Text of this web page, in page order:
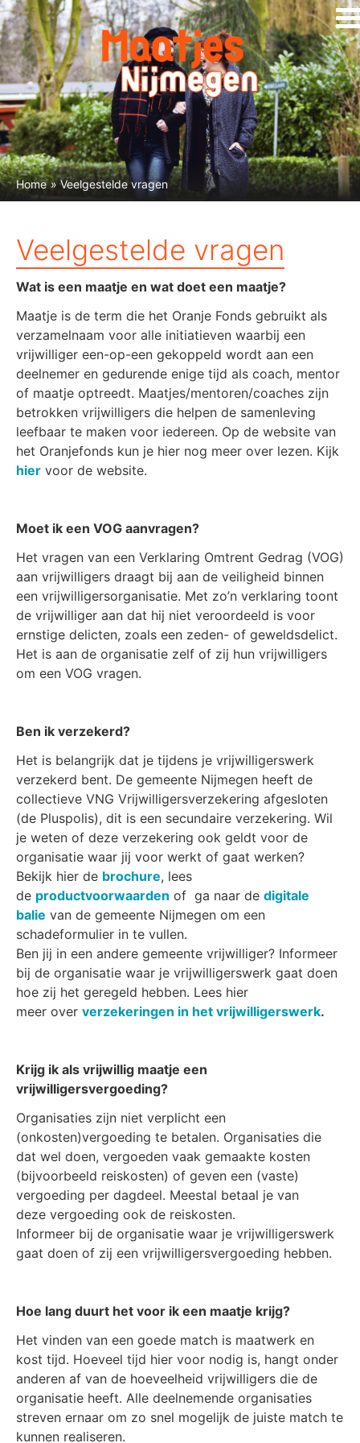
Home » Veelgestelde vragen
Veelgestelde vragen
Wat is een maatje en wat doet een maatje?
Maatje is de term die het Oranje Fonds gebruikt als
verzamelnaam voor alle initiatieven waarbij een
vrijwilliger een-op-een gekoppeld wordt aan een
deelnemer en gedurende enige tijd als coach, mentor
of maatje optreedt. Maatjes/mentoren/coaches zijn
betrokken vrijwilligers die helpen de samenleving
leefbaar te maken voor iedereen. Op de website van
het Oranjefonds kun je hier nog meer over lezen. Kijk
hier voor de website.
Moet ik een VOG aanvragen?
Het vragen van een Verklaring Omtrent Gedrag (VOG)
aan vrijwilligers draagt bij aan de veiligheid binnen
een vrijwilligersorganisatie. Met zo’n verklaring toont
de vrijwilliger aan dat hij niet veroordeeld is voor
ernstige delicten, zoals een zeden- of geweldsdelict.
Het is aan de organisatie zelf of zij hun vrijwilligers
om een VOG vragen.
Ben ik verzekerd?
Het is belangrijk dat je tijdens je vrijwilligerswerk
verzekerd bent. De gemeente Nijmegen heeft de
collectieve VNG Vrijwilligersverzekering afgesloten
(de Pluspolis), dit is een secundaire verzekering. Wil
je weten of deze verzekering ook geldt voor de
organisatie waar jij voor werkt of gaat werken?
Bekijk hier de brochure, lees
de productvoorwaarden of ga naar de digitale
balie van de gemeente Nijmegen om een
schadeformulier in te vullen.
Ben jij in een andere gemeente vrijwilliger? Informeer
bij de organisatie waar je vrijwilligerswerk gaat doen
hoe zij het geregeld hebben. Lees hier
meer over verzekeringen in het vrijwilligerswerk.
Krijg ik als vrijwillig maatje een
vrijwilligersvergoeding?
Organisaties zijn niet verplicht een
(onkosten)vergoeding te betalen. Organisaties die
dat wel doen, vergoeden vaak gemaakte kosten
(bijvoorbeeld reiskosten) of geven een (vaste)
vergoeding per dagdeel. Meestal betaal je van
deze vergoeding ook de reiskosten.
Informeer bij de organisatie waar je vrijwilligerswerk
gaat doen of zij een vrijwilligersvergoeding hebben.
Hoe lang duurt het voor ik een maatje krijg?
Het vinden van een goede match is maatwerk en
kost tijd. Hoeveel tijd hier voor nodig is, hangt onder
anderen af van de hoeveelheid vrijwilligers die de
organisatie heeft. Alle deelnemende organisaties
streven ernaar om zo snel mogelijk de juiste match te
kunnen realiseren.